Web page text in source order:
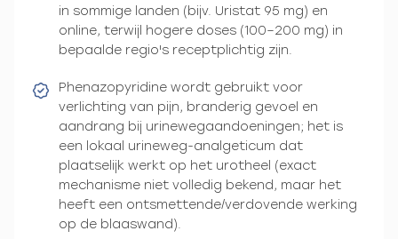
in sommige landen (bijv. Uristat 95 mg) en
online, terwijl hogere doses (100–200 mg) in
bepaalde regio's receptplichtig zijn.
Phenazopyridine wordt gebruikt voor
verlichting van pijn, branderig gevoel en
aandrang bij urinewegaandoeningen; het is
een lokaal urineweg-analgeticum dat
plaatselijk werkt op het urotheel (exact
mechanisme niet volledig bekend, maar het
heeft een ontsmettende/verdovende werking
op de blaaswand).